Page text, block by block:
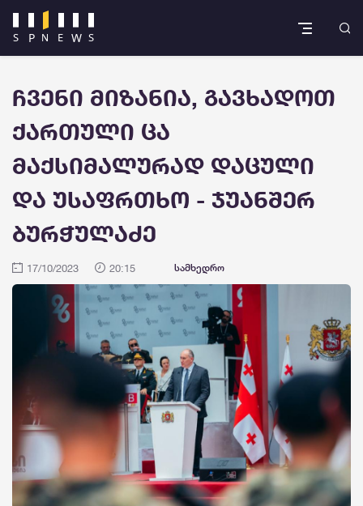
ჩვენი მიზანია, გავხადოთ
ქართული ცა
მაქსიმალურად დაცული
და უსაფრთხო - ჯუანშერ
ბურჭულაძე
17/10/2023 20:15 სამხედრო